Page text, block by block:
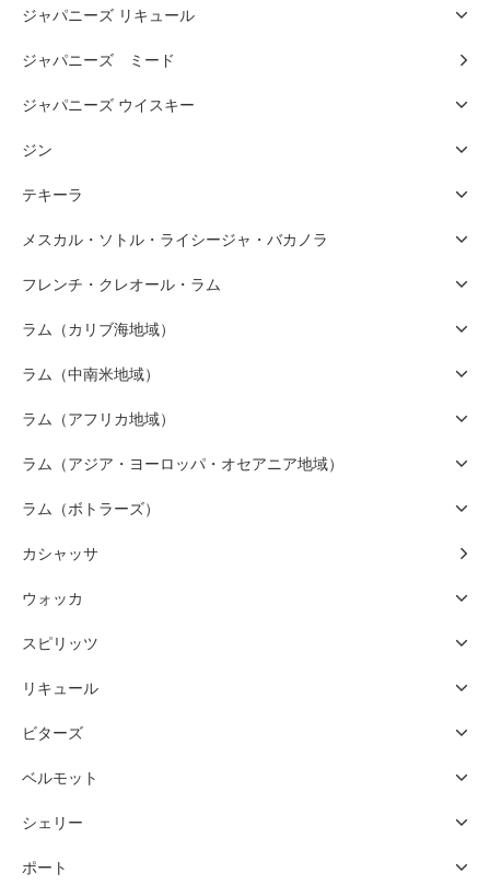
ジャパニーズ リキュール
ジャパニーズ ミード
ジャパニーズ ウイスキー
ジン
テキーラ
メスカル・ソトル・ライシージャ・バカノラ
フレンチ・クレオール・ラム
ラム（カリブ海地域）
ラム（中南米地域）
ラム（アフリカ地域）
ラム（アジア・ヨーロッパ・オセアニア地域）
ラム（ボトラーズ）
カシャッサ
ウォッカ
スピリッツ
リキュール
ビターズ
ベルモット
シェリー
ポート